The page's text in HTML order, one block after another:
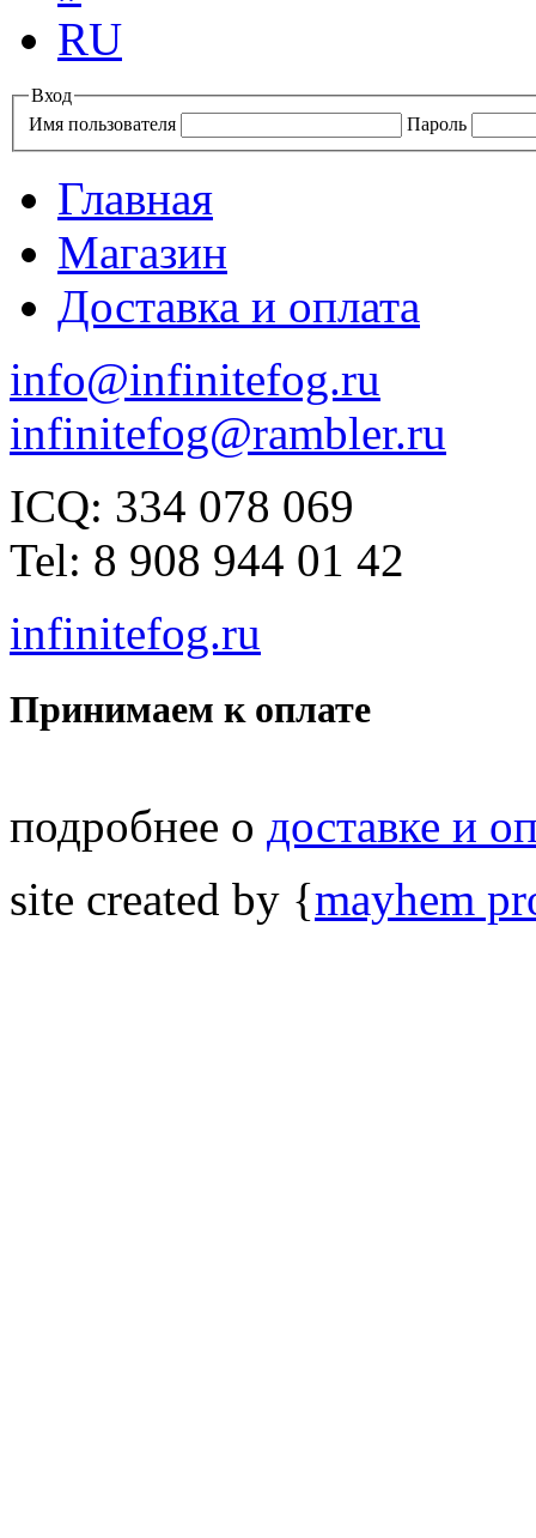
RU
Вход
Имя пользователя
Пароль
Главная
Магазин
Доставка и оплата
info@infinitefog.ru
infinitefog@rambler.ru
ICQ: 334 078 069
Tel: 8 908 944 01 42
infinitefog.ru
Принимаем к оплате
подробнее о доставке и
site created by {mayhem